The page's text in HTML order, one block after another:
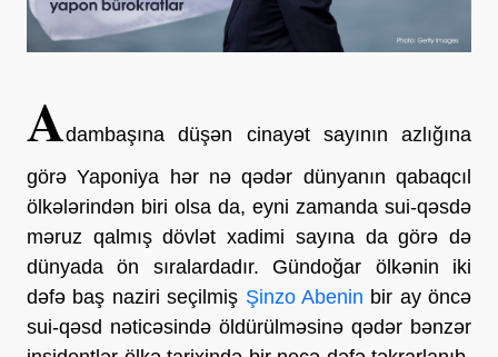
Adambaşına düşən cinayət sayının azlığına
görə Yaponiya hər nə qədər dünyanın qabaqcıl
ölkələrindən biri olsa da, eyni zamanda sui-qəsdə
məruz qalmış dövlət xadimi sayına da görə də
dünyada ön sıralardadır. Gündoğar ölkənin iki
dəfə baş naziri seçilmiş Şinzo Abenin bir ay öncə
sui-qəsd nəticəsində öldürülməsinə qədər bənzər